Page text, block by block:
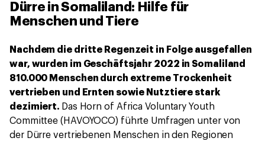
Dürre in Somaliland: Hilfe für
Menschen und Tiere
Nachdem die dritte Regenzeit in Folge ausgefallen
war, wurden im Geschäftsjahr 2022 in Somaliland
810.000 Menschen durch extreme Trockenheit
vertrieben und Ernten sowie Nutztiere stark
dezimiert. Das Horn of Africa Voluntary Youth
Committee (HAVOYOCO) führte Umfragen unter von
der Dürre vertriebenen Menschen in den Regionen